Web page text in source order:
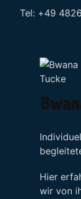
Tel: +49
Hier
wir von